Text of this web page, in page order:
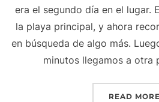
era el segundo día en el lugar.
la playa principal, y ahora
en búsqueda de algo más.
minutos llegamos a otra
READ MORE